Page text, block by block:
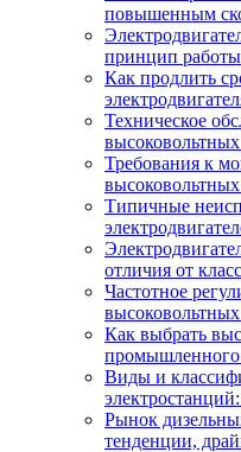
повышенным
принцип
Как продлить
Техническое
высоковольтных
Требования к
высоковольтных
Типичные
отличия от
Частотное
высоковольтных
Как выбрать
промышленного
Виды и
Рынок
тенденции,